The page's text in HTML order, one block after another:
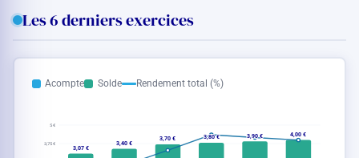
Les 6 derniers exercices
Acompte Solde Rendement total (%)
3,75 €
5 €
3,07 €
3,40 €
3,70 € 3,80 € 3,90 € 4,00 €